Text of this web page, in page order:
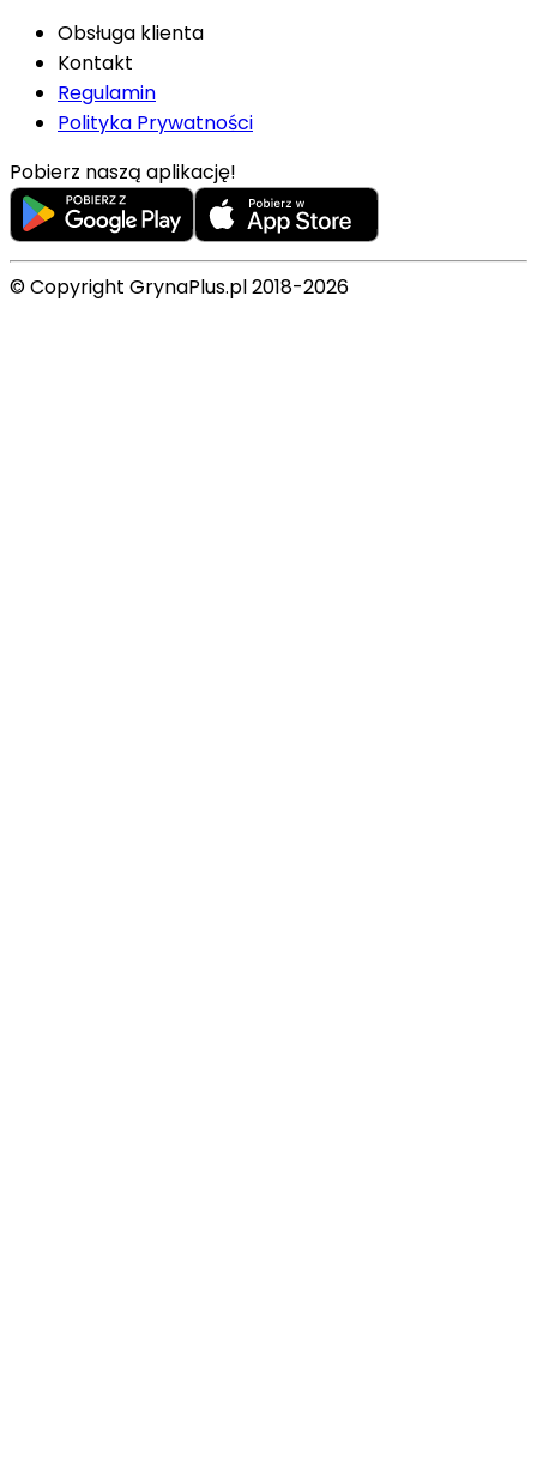
Obsługa klienta
Kontakt
Regulamin
Polityka Prywatności
Pobierz naszą aplikację!
© Copyright GrynaPlus.pl 2018-2026